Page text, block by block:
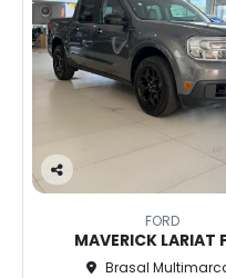
Co
FORD
MAVERICK LARIAT
Brasal